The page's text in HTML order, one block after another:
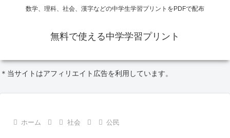
数学、理科、社会、漢字などの中学生学習プリントをPDFで配布
無料で使える中学学習プリント
＊当サイトはアフィリエイト広告を利用しています。
ホーム 社会 公民